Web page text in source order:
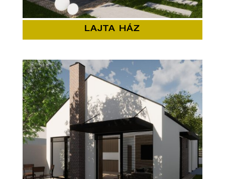
LAJTA HÁZ